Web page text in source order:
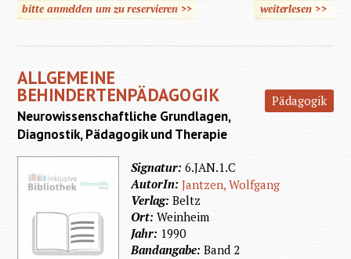
bitte anmelden um zu reservieren >> weiterlesen>>
ALLGEMEINE
BEHINDERTENPÄDAGOGIK Pädagogik
Neurowissenschaftliche Grundlagen,
Diagnostik, Pädagogik und Therapie
Signatur:6.JAN.1.C
AutorIn:Jantzen, Wolfgang
Verlag:Beltz
Ort:Weinheim
Jahr: 1990
Bandangabe:Band 2